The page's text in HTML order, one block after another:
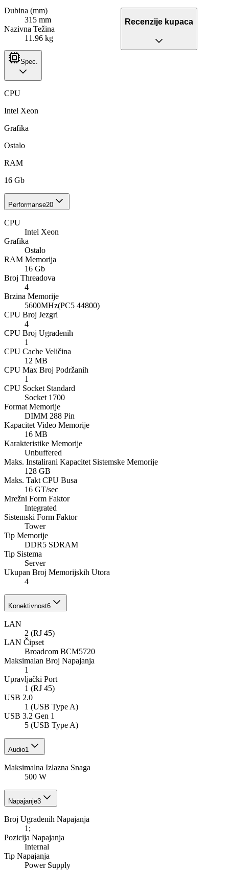
Dubina (mm)
315 mm
Nazivna Težina
11.96 kg
Recenzije kupaca
Spec.
CPU
Intel Xeon
Grafika
Ostalo
RAM
16 Gb
Performanse20
CPU
Intel Xeon
Grafika
Ostalo
RAM Memorija
16 Gb
Broj Threadova
4
Brzina Memorije
5600MHz(PC5 44800)
CPU Broj Jezgri
4
CPU Broj Ugrađenih
1
CPU Cache Veličina
12 MB
CPU Max Broj Podržanih
1
CPU Socket Standard
Socket 1700
Format Memorije
DIMM 288 Pin
Kapacitet Video Memorije
16 MB
Karakteristike Memorije
Unbuffered
Maks. Instalirani Kapacitet Sistemske Memorije
128 GB
Maks. Takt CPU Busa
16 GT/sec
Mrežni Form Faktor
Integrated
Sistemski Form Faktor
Tower
Tip Memorije
DDR5 SDRAM
Tip Sistema
Server
Ukupan Broj Memorijskih Utorа
4
Konektivnost6
LAN
2 (RJ 45)
LAN Čipset
Broadcom BCM5720
Maksimalan Broj Napajanja
1
Upravljački Port
1 (RJ 45)
USB 2.0
1 (USB Type A)
USB 3.2 Gen 1
5 (USB Type A)
Audio1
Maksimalna Izlazna Snaga
500 W
Napajanje3
Broj Ugrađenih Napajanja
1;
Pozicija Napajanja
Internal
Tip Napajanja
Power Supply